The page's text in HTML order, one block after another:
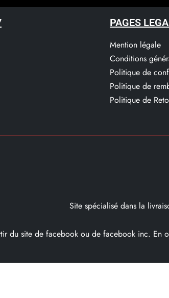
PAGES
Mention légale
Conditions
Politique de
Politique de
Politique de
Site spécialisé dans la
du site de facebook ou de facebook inc. En